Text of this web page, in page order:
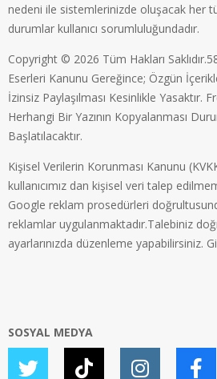
nedeni ile sistemlerinizde oluşacak her
durumlar kullanıcı sorumluluğundadır.
Copyright © 2026 Tüm Hakları
Eserleri Kanunu Gereğince; Özgün
İzinsiz Paylaşılması Kesinlikle Yasaktır.
Herhangi Bir Yazının Kopyalanması
Başlatılacaktır.
Kişisel Verilerin Korunması Kanunu
kullanıcımız dan kişisel veri talep
Google reklam prosedürleri
reklamlar uygulanmaktadır.Talebiniz
ayarlarınızda düzenleme yapabilirsiniz.
SOSYAL MEDYA